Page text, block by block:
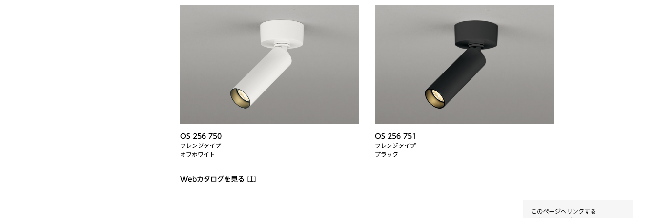
OS 256 750
フレンジタイプ
オフホワイト
OS 256 751
フレンジタイプ
ブラック
Webカタログを見る